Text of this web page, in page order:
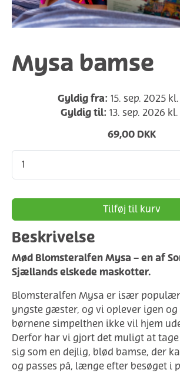
Mysa bamse
Gyldig fra: 15. sep. 2025
Gyldig til: 13. sep. 2026 kl.
69,00 DKK
Tilføj til kurv
Beskrivelse
Mød Blomsteralfen Mysa – en af
Sjællands elskede maskotter.
Blomsteralfen Mysa er især
yngste gæster, og vi oplever igen og
børnene simpelthen ikke vil hjem
Derfor har vi gjort det muligt at tage
sig som en dejlig, blød bamse, der
og passes på, længe efter besøget i